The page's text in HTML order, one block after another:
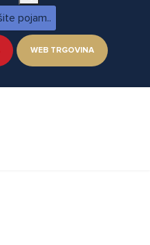
WEB TRGOVINA